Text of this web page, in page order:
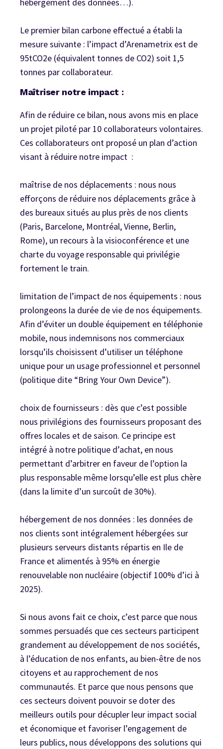
Le premier bilan carbone effectué a établi la
mesure suivante : l’impact d’Arenametrix est de
95tCO2e (équivalent tonnes de CO2) soit 1,5
tonnes par collaborateur.
Maîtriser notre impact :
Afin de réduire ce bilan, nous avons mis en place
un projet piloté par 10 collaborateurs volontaires.
Ces collaborateurs ont proposé un plan d’action
visant à réduire notre impact :
maîtrise de nos déplacements : nous nous
efforçons de réduire nos déplacements grâce à
des bureaux situés au plus près de nos clients
(Paris, Barcelone, Montréal, Vienne, Berlin,
Rome), un recours à la visioconférence et une
charte du voyage responsable qui privilégie
fortement le train.
limitation de l’impact de nos équipements : nous
prolongeons la durée de vie de nos équipements.
Afin d’éviter un double équipement en téléphonie
mobile, nous indemnisons nos commerciaux
lorsqu’ils choisissent d’utiliser un téléphone
unique pour un usage professionnel et personnel
(politique dite “Bring Your Own Device”).
choix de fournisseurs : dès que c’est possible
nous privilégions des fournisseurs proposant des
offres locales et de saison. Ce principe est
intégré à notre politique d’achat, en nous
permettant d’arbitrer en faveur de l’option la
plus responsable même lorsqu’elle est plus chère
(dans la limite d’un surcoût de 30%).
hébergement de nos données : les données de
nos clients sont intégralement hébergées sur
plusieurs serveurs distants répartis en Ile de
France et alimentés à 95% en énergie
renouvelable non nucléaire (objectif 100% d’ici à
2025).
Si nous avons fait ce choix, c’est parce que nous
sommes persuadés que ces secteurs participent
grandement au développement de nos sociétés,
à l’éducation de nos enfants, au bien-être de nos
citoyens et au rapprochement de nos
communautés. Et parce que nous pensons que
ces secteurs doivent pouvoir se doter des
meilleurs outils pour décupler leur impact social
et économique et favoriser l’engagement de
leurs publics, nous développons des solutions qui